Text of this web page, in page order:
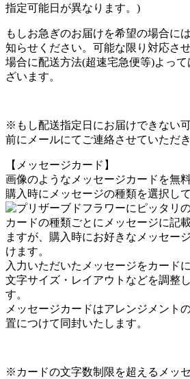
指定可能日が異なります。)
もしお急ぎのお届けを希望の場合に
知らせください。可能な限り対応さ
場合に配送方法(超速宅急便等)よっ
ざいます。
※もし配送指定日にお届けできない
前にメールにてご連絡させていただき
【メッセージカード】
画像のようなメッセージカードを無
購入時にメッセージの種類を選択し
カードの種類ごとにメッセージに記
ますが、購入時にお好きなメッセー
けます。
入力いただいたメッセージをカード
文字サイズ・レイアウトなどを調整
す。
メッセージカードはアレンジメント
置につけて同封いたします。
※カードの文字数制限を超えるメッ